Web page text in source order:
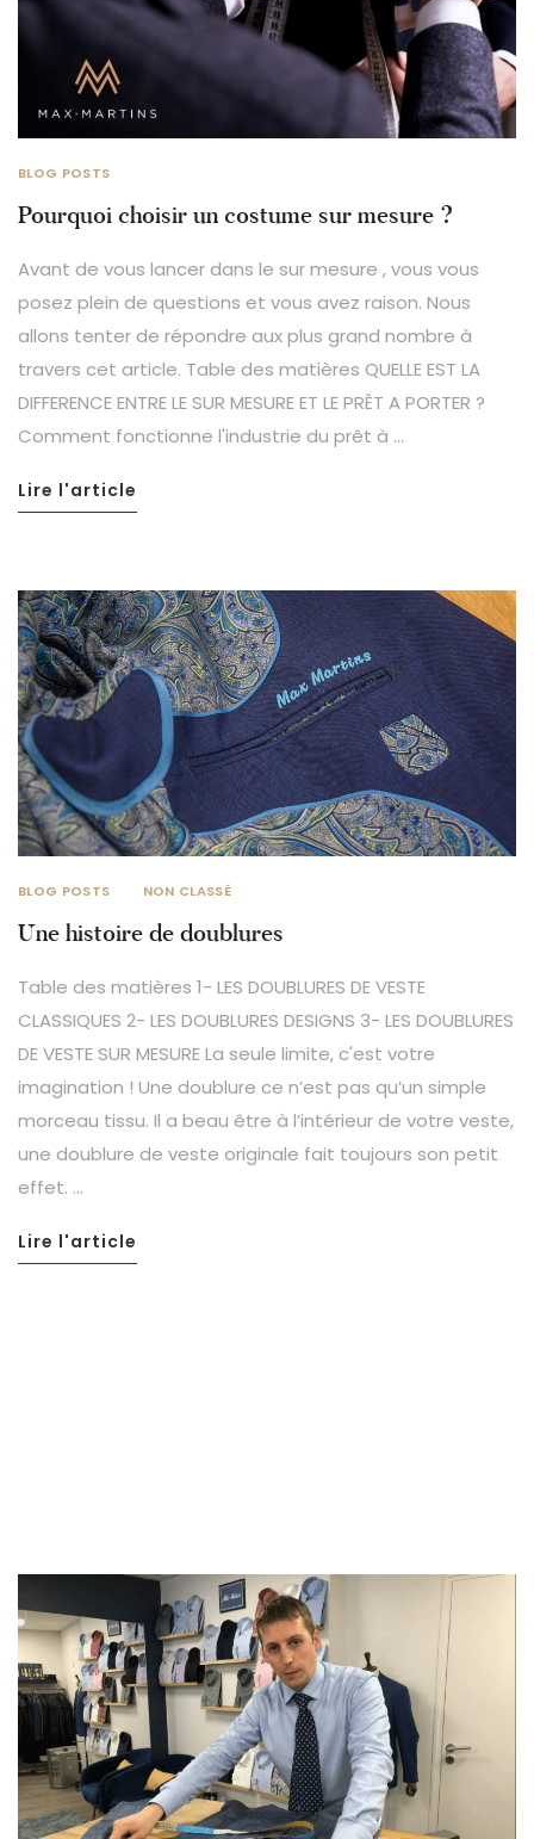
BLOG POSTS
Pourquoi choisir un costume sur mesure ?
Avant de vous lancer dans le sur mesure , vous vous
posez plein de questions et vous avez raison. Nous
allons tenter de répondre aux plus grand nombre à
travers cet article. Table des matières QUELLE EST LA
DIFFERENCE ENTRE LE SUR MESURE ET LE PRÊT A PORTER ?
Comment fonctionne l'industrie du prêt à ...
Lire l'article
BLOG POSTS NON CLASSÉ
Une histoire de doublures
Table des matières 1- LES DOUBLURES DE VESTE
CLASSIQUES 2- LES DOUBLURES DESIGNS 3- LES DOUBLURES
DE VESTE SUR MESURE La seule limite, c'est votre
imagination ! Une doublure ce n’est pas qu’un simple
morceau tissu. Il a beau être à l’intérieur de votre veste,
une doublure de veste originale fait toujours son petit
effet. ...
Lire l'article